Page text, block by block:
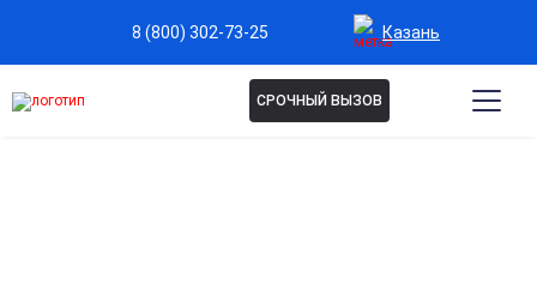
8 (800) 302-73-25 Казань
СРОЧНЫЙ ВЫЗОВ